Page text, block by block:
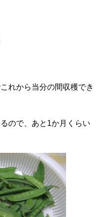
れから当分の間収穫でき
ので、あと1か月くらい